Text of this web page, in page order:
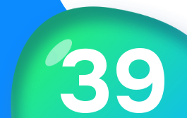
99% наших
проектов были
сданы в срок